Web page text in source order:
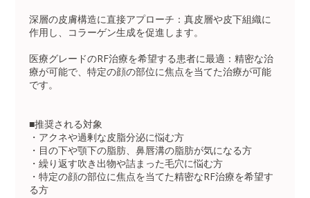
深層の皮膚構造に直接アプローチ：真皮層や皮下組織に
作用し、コラーゲン生成を促進します。
医療グレードのRF治療を希望する患者に最適：精密な治
療が可能で、特定の顔の部位に焦点を当てた治療が可能
です。
■推奨される対象
・アクネや過剰な皮脂分泌に悩む方
・目の下や顎下の脂肪、鼻唇溝の脂肪が気になる方
・繰り返す吹き出物や詰まった毛穴に悩む方
・特定の顔の部位に焦点を当てた精密なRF治療を希望す
る方